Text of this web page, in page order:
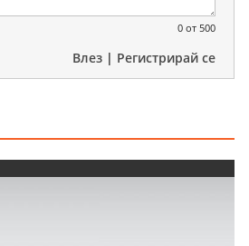
0 от 500
Влез | Регистрирай се